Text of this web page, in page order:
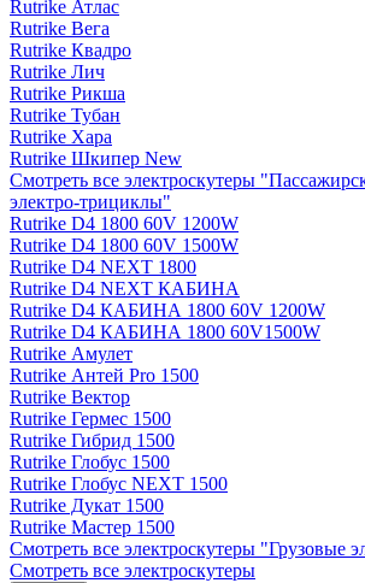
Rutrike Атлас
Rutrike Вега
Rutrike Квадро
Rutrike Лич
Rutrike Рикша
Rutrike Тубан
Rutrike Хара
Rutrike Шкипер New
Смотреть все электро­скутеры
электро‑трициклы"
Rutrike D4 1800 60V 1200W
Rutrike D4 1800 60V 1500W
Rutrike D4 NEXT 1800
Rutrike D4 NEXT КАБИНА
Rutrike D4 КАБИНА 1800 60V 1200W
Rutrike D4 КАБИНА 1800 60V1500W
Rutrike Амулет
Rutrike Антей Pro 1500
Rutrike Вектор
Rutrike Гермес 1500
Rutrike Гибрид 1500
Rutrike Глобус 1500
Rutrike Глобус NEXT 1500
Rutrike Дукат 1500
Rutrike Мастер 1500
Смотреть все электро­скутеры "Грузовые
Смотреть все электро­скутеры